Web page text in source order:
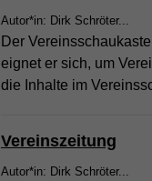
Autor*in: Dirk Schröter...
Der
eignet er sich, um
die Inhalte im
Vereinszeitung
Autor*in: Dirk Schröter...